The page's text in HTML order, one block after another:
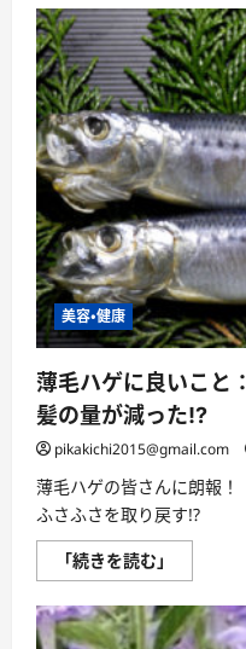
ー
ア
ル
新
型
イ
ク
オ
ス
EX
プ
ラ
ス・
最
安
値、
格
安、
激
安、
割
を
極
め
イ
オ
ス
を
(解
約
金
含
め)
美容・健康
薄毛ハゲに良いこと
髪の量が減った!?
pikakichi2015@gmail.com
薄毛ハゲの皆さんに朗報
ふさふさを取り戻す!?
「続きを読む」
毛
ゲ
に
良